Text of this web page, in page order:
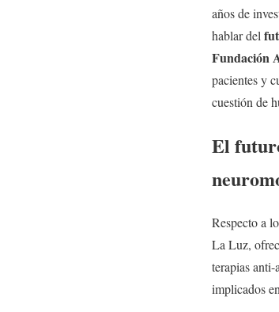
años de
hablar del
Fundación
pacientes y
cuestión de
El
Respecto a
La Luz,
terapias
implicados